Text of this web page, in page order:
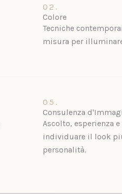
02.
Colore
Tecniche
misura per
05.
Consulenza
Ascolto, esperienza
individuare il look
personalità.